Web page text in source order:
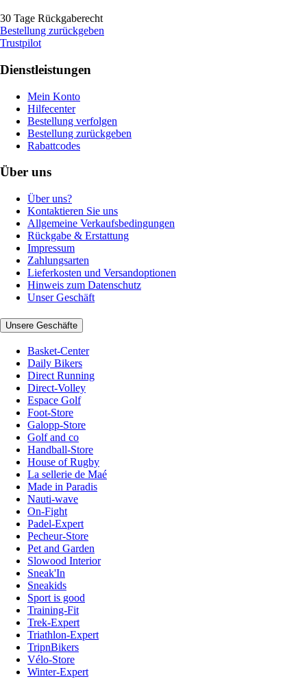
30 Tage Rückgaberecht
Bestellung zurückgeben
Trustpilot
Dienstleistungen
Mein Konto
Hilfecenter
Bestellung verfolgen
Bestellung zurückgeben
Rabattcodes
Über uns
Über uns?
Kontaktieren Sie uns
Allgemeine Verkaufsbedingungen
Rückgabe & Erstattung
Impressum
Zahlungsarten
Lieferkosten und Versandoptionen
Hinweis zum Datenschutz
Unser Geschäft
Unsere Geschäfte
Basket-Center
Daily Bikers
Direct Running
Direct-Volley
Espace Golf
Foot-Store
Galopp-Store
Golf and co
Handball-Store
House of Rugby
La sellerie de Maé
Made in Paradis
Nauti-wave
On-Fight
Padel-Expert
Pecheur-Store
Pet and Garden
Slowood Interior
Sneak'In
Sneakids
Sport is good
Training-Fit
Trek-Expert
Triathlon-Expert
TripnBikers
Vélo-Store
Winter-Expert